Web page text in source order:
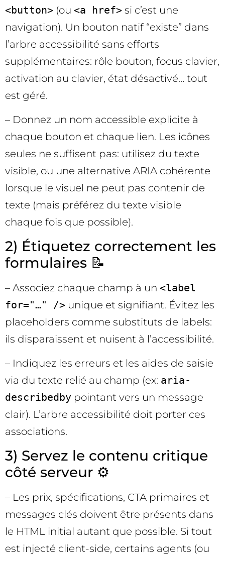
<button> (ou <a href> si c’est une
navigation). Un bouton natif “existe” dans
l’arbre accessibilité sans efforts
supplémentaires: rôle bouton, focus clavier,
activation au clavier, état désactivé… tout
est géré.
– Donnez un nom accessible explicite à
chaque bouton et chaque lien. Les icônes
seules ne suffisent pas: utilisez du texte
visible, ou une alternative ARIA cohérente
lorsque le visuel ne peut pas contenir de
texte (mais préférez du texte visible
chaque fois que possible).
2) Étiquetez correctement les
formulaires 📝
– Associez chaque champ à un <label
for="…" /> unique et signifiant. Évitez les
placeholders comme substituts de labels:
ils disparaissent et nuisent à l’accessibilité.
– Indiquez les erreurs et les aides de saisie
via du texte relié au champ (ex: aria-
describedby pointant vers un message
clair). L’arbre accessibilité doit porter ces
associations.
3) Servez le contenu critique
côté serveur ⚙️
– Les prix, spécifications, CTA primaires et
messages clés doivent être présents dans
le HTML initial autant que possible. Si tout
est injecté client-side, certains agents (ou